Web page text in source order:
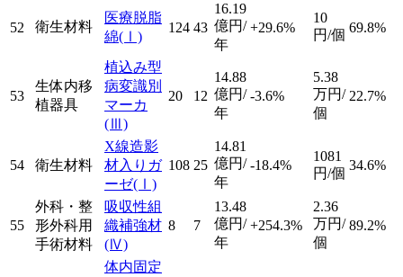
52 衛生材料
医療脱脂
綿(Ⅰ)
124 43
16.19
億円/
年
+29.6%
10
円/個 69.8%
53
生体内移
植器具
植込み型
病変識別
マーカ
(Ⅲ)
20 12
14.88
億円/
年
-3.6%
5.38
万円/
個
22.7%
54 衛生材料
X線造影
材入りガ
ーゼ(Ⅰ)
108 25
14.81
億円/
年
-18.4%
1081
円/個
34.6%
55
外科・整
形外科用
手術材料
吸収性組
織補強材
(Ⅳ)
8 7
13.48
億円/
年
+254.3%
2.36
万円/
個
89.2%
体内固定